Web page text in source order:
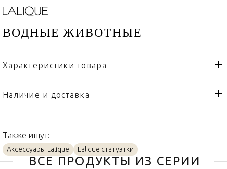
ВОДНЫЕ ЖИВОТНЫЕ
Характеристики товара
Бренд
Lalique
Страна производителя
Наличие и доставка
Также ищут:
Аксессуары Lalique Lalique статуэтки
ВСЕ ПРОДУКТЫ ИЗ СЕРИИ